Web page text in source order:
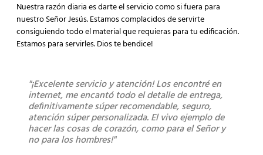
Nuestra razón diaria es darte el servicio como si fuera para
nuestro Señor Jesús. Estamos complacidos de servirte
consiguiendo todo el material que requieras para tu edificación.
Estamos para servirles. Dios te bendice!
"¡Excelente servicio y atención! Los encontré en
internet, me encantó todo el detalle de entrega,
definitivamente súper recomendable, seguro,
atención súper personalizada. El vivo ejemplo de
hacer las cosas de corazón, como para el Señor y
no para los hombres!"